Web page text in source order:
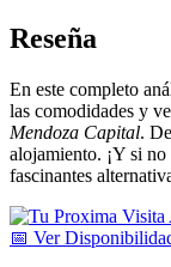
Reseña
En este completo
las comodidades y
Mendoza Capital.
alojamiento. ¡Y si no
fascinantes
📅 Ver